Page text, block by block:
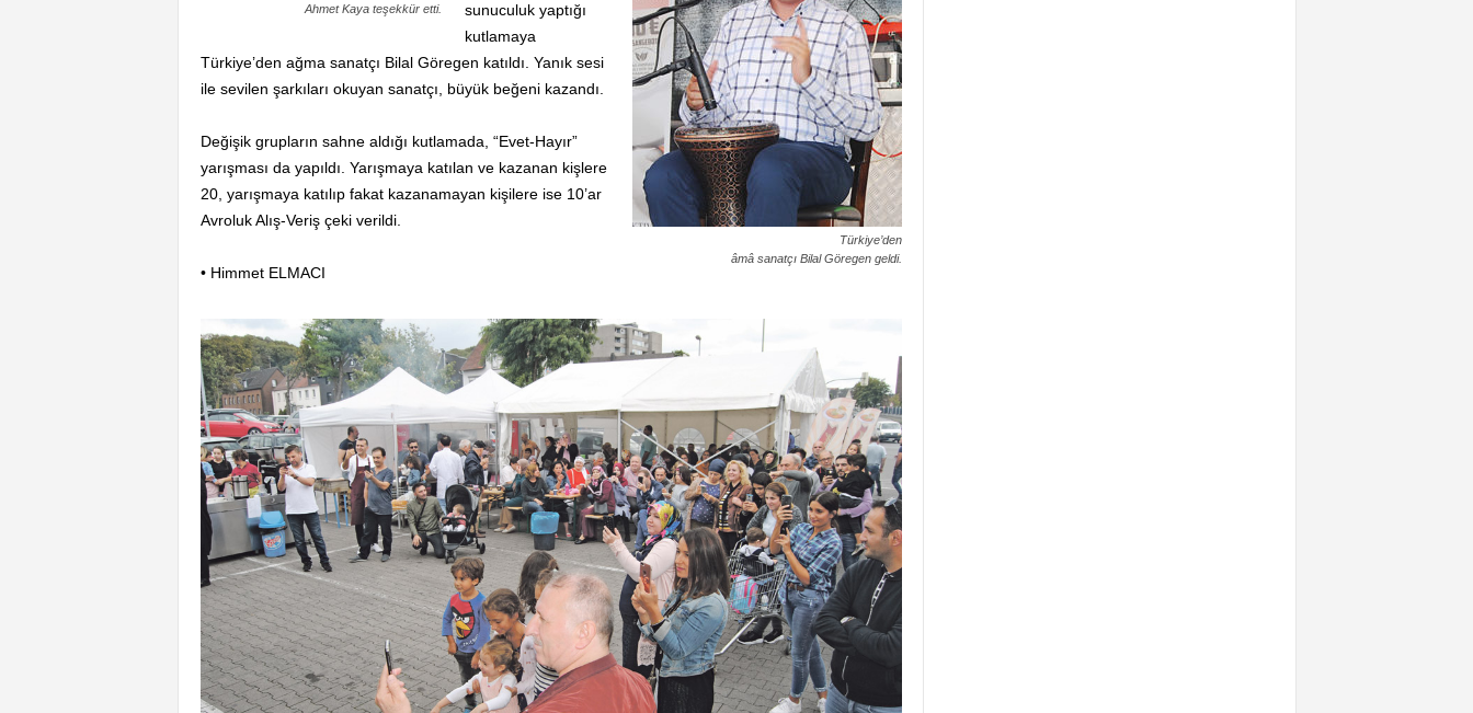
Ahmet Kaya teşekkür etti.
Türkiye’den
âmâ sanatçı Bilal Göregen geldi.
sunuculuk yaptığı
kutlamaya
Türkiye’den ağma sanatçı Bilal Göregen katıldı. Yanık sesi
ile sevilen şarkıları okuyan sanatçı, büyük beğeni kazandı.
Değişik grupların sahne aldığı kutlamada, “Evet-Hayır”
yarışması da yapıldı. Yarışmaya katılan ve kazanan kişlere
20, yarışmaya katılıp fakat kazanamayan kişilere ise 10’ar
Avroluk Alış-Veriş çeki verildi.
• Himmet ELMACI